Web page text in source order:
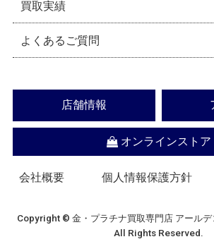
買取実績
よくあるご質問
店舗情報
オンラインストア
会社概要 個人情報保護方針
Copyright © 金・プラチナ買取専門店 アールデ
All Rights Reserved.